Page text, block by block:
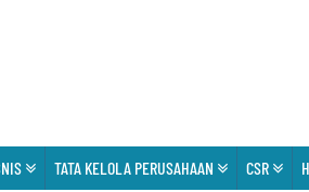
TATA KELOLA PERUSAHAAN CSR